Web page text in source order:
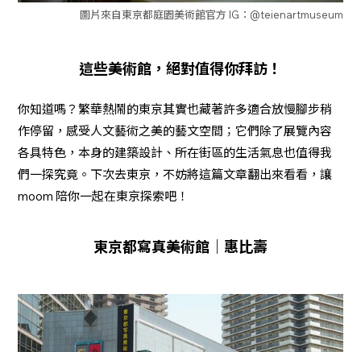
圖片來自東京都庭園美術館官方 IG：@teienartmuseum
這些美術館，絕對值得你拜訪！
你知道嗎？繁華熱鬧的東京其實也藏著許多適合放慢腳步稍
作停留，感受人文藝術之美的藝文空間；它們除了展覽內容
各具特色，本身的建築設計、所在街區的生活氣息也值得我
們一探究竟。下次去東京，不妨將這篇文章翻出來看看，讓
moom 陪你一起在東京探索吧！
東京都寫真美術館｜惠比壽